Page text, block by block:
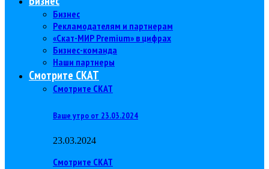
Бизнес
Рекламодателям и партнерам
«Скат-МИР Premium» в цифрах
Бизнес-команда
Наши партнеры
Смотрите СКАТ
Смотрите СКАТ
Ваше утро от 23.03.2024
23.03.2024
Смотрите СКАТ